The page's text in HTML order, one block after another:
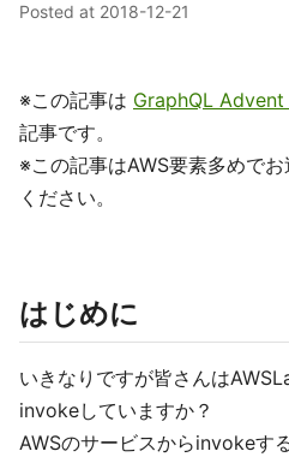
Posted at 2018-12-21
※この記事は GraphQL
記事です。
※この記事はAWS要素多めで
ください。
はじめに
いきなりですが皆さんは
invokeしていますか？
AWSのサービスからinvokeす